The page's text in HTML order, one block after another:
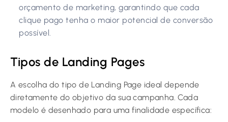
orçamento de marketing, garantindo que cada
clique pago tenha o maior potencial de conversão
possível.
Tipos de Landing Pages
A escolha do tipo de Landing Page ideal depende
diretamente do objetivo da sua campanha. Cada
modelo é desenhado para uma finalidade específica: